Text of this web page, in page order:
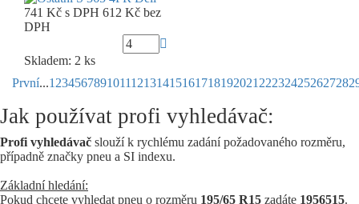
741 Kč s DPH 612 Kč bez
DPH
Skladem: 2 ks
První...1 23456789101112131415161718192021 22232425262728
Jak používat profi vyhledávač:
Profi vyhledávač slouží k rychlému zadání požadovaného rozměru,
případně značky pneu a SI indexu.
Základní hledání:
Pokud chcete vyhledat pneu o rozměru 195/65 R15 zadáte 1956515.